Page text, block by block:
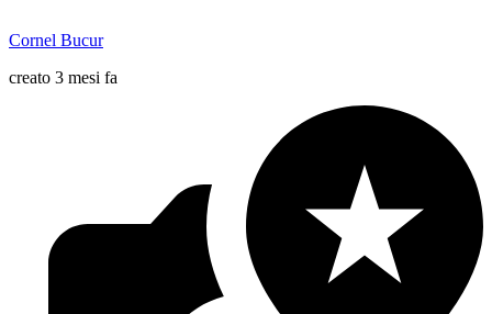
Cornel Bucur
creato 3 mesi fa